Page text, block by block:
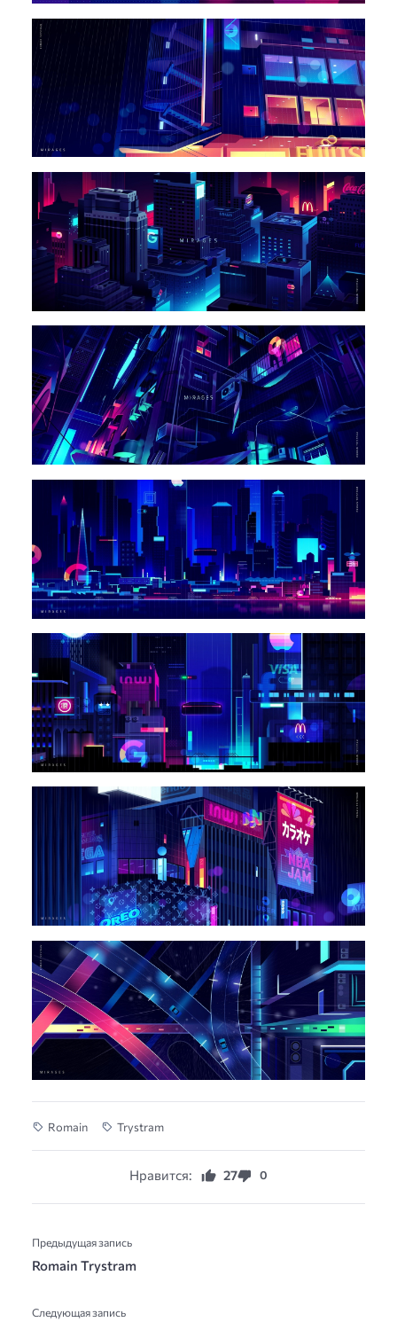
Romain Trystram
Нравится: 27 0
Предыдущая запись
Romain Trystram
Следующая запись